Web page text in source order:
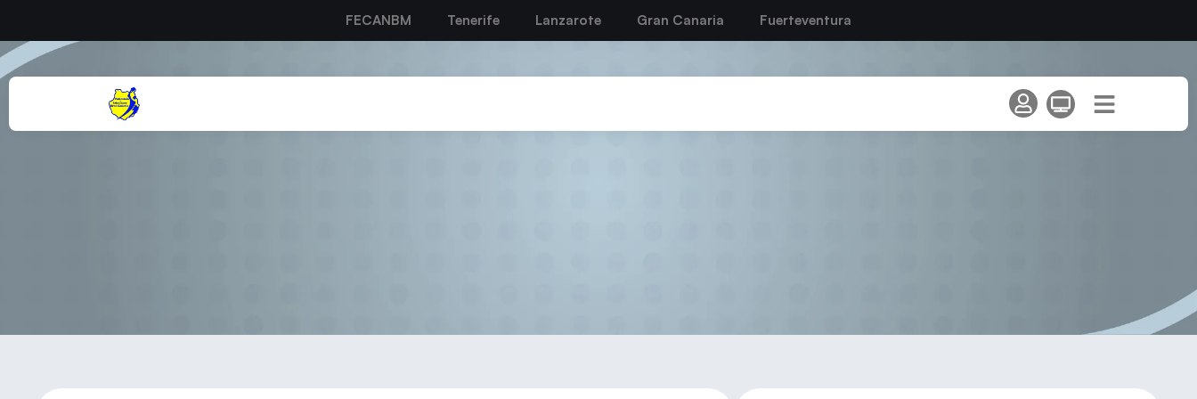
FECANBM Tenerife Lanzarote Gran Canaria Fuerteventura